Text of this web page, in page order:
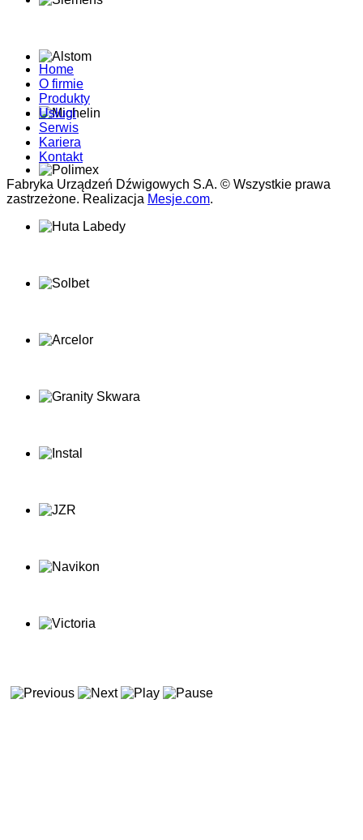
Home
O firmie
Produkty
Usługi
Serwis
Kariera
Kontakt
Fabryka Urządzeń Dźwigowych S.A. © Wszystkie prawa
zastrzeżone. Realizacja Mesje.com.